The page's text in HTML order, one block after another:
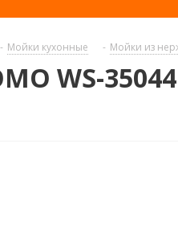
- Мойки кухонные - Мойки из
WS-